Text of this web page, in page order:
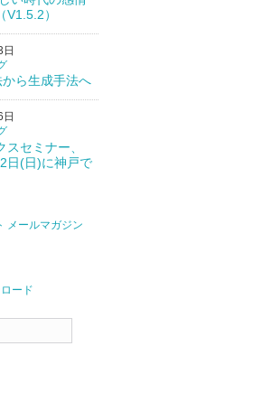
V1.5.2）
ら生成手法へ
スセミナー、
日(日)に神戸で
ード